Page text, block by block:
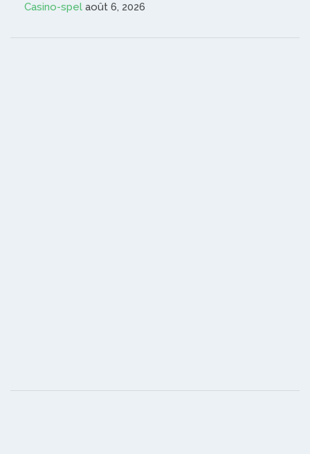
Casino-spel août 6, 2026